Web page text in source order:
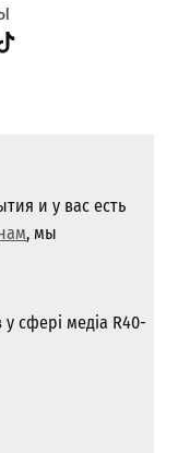
TikTok
и у вас есть
, мы
сфері медіа R40-